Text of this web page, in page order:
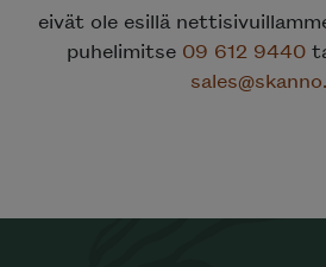
eivät ole esillä
puhelimitse 09 612 9440